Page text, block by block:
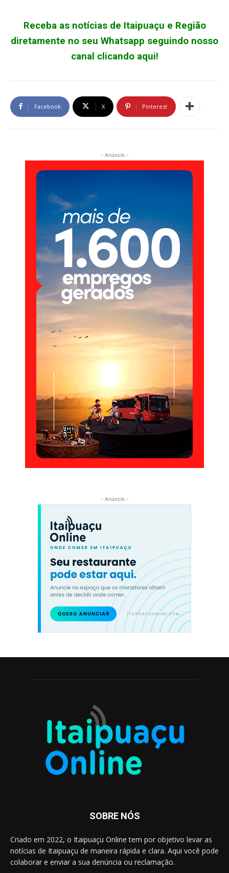
SOBRE NÓS
Criado em 2022, o Itaipuaçu Online tem por objetivo levar as
notícias de Itaipuaçu de maneira rápida e clara. Aqui você pode
colaborar e enviar a sua denúncia ou reclamação.